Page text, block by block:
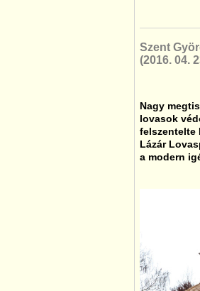
Szent
(2016. 04.
Nagy
lovasok
felszentelte
Lázár
a modern